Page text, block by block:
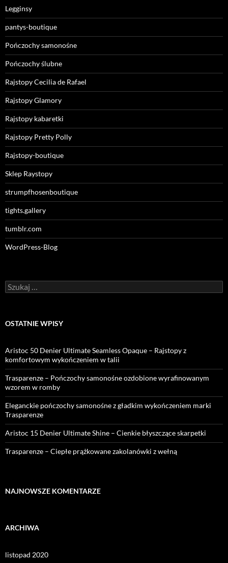
Legginsy
pantys-boutique
Pończochy samonośne
Pończochy ślubne
Rajstopy Cecilia de Rafael
Rajstopy Glamory
Rajstopy kabaretki
Rajstopy Pretty Polly
Rajstopy-boutique
Sklep Raystopy
strumpfhosenboutique
tights.gallery
tumblr.com
WordPress-Blog
Szukaj:
OSTATNIE WPISY
Aristoc 50 Denier Ultimate Seamless Opaque – Rajstopy z
komfortowym wykończeniem w talii
Trasparenze – Pończochy samonośne ozdobione wyrafinowanym
wzorem w romby
Eleganckie pończochy samonośne z gładkim wykończeniem marki
Trasparenze
Aristoc 15 Denier Ultimate Shine – Cienkie błyszczące skarpetki
Trasparenze – Ciepłe prążkowane zakolanówki z wełną
NAJNOWSZE KOMENTARZE
ARCHIWA
listopad 2020